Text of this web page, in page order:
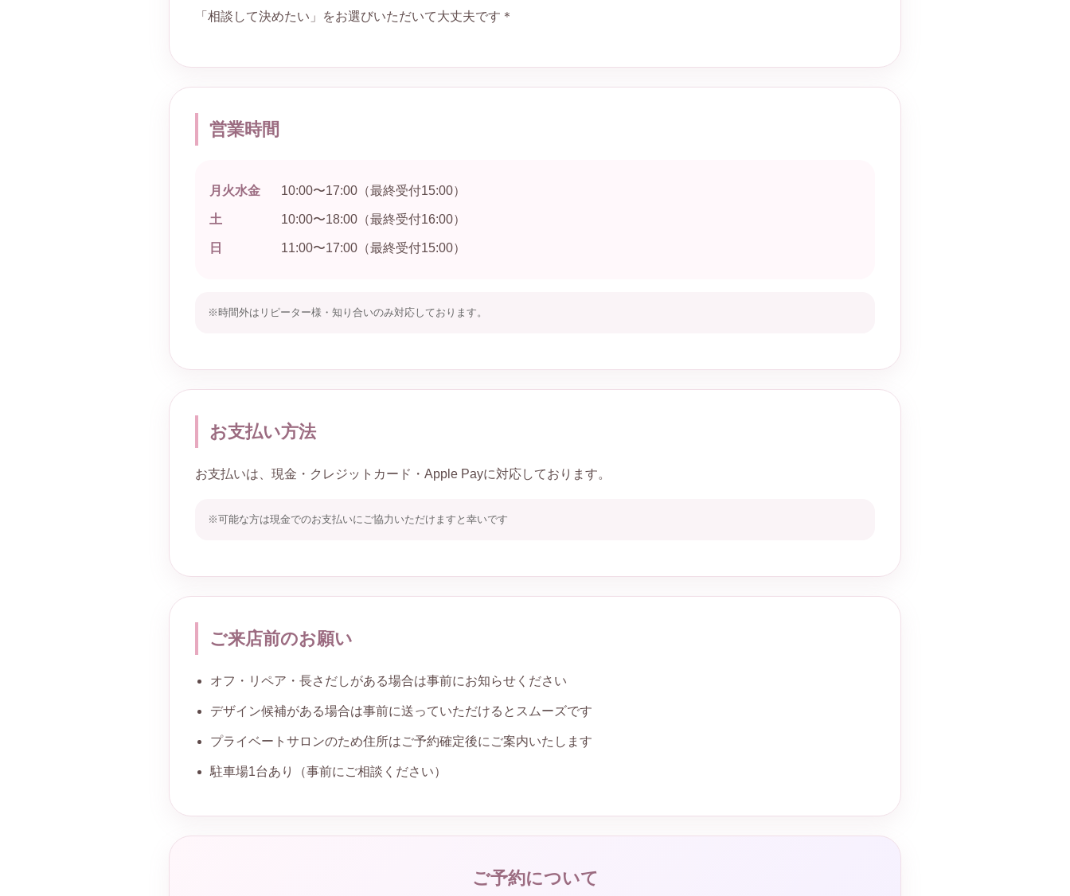
「相談して決めたい」をお選びいただいて大丈夫です＊
営業時間
月火水金 10:00〜17:00（最終受付15:00）
土 10:00〜18:00（最終受付16:00）
日 11:00〜17:00（最終受付15:00）
※時間外はリピーター様・知り合いのみ対応しております。
お支払い方法
お支払いは、現金・クレジットカード・Apple Payに対応しております。
※可能な方は現金でのお支払いにご協力いただけますと幸いです
ご来店前のお願い
オフ・リペア・長さだしがある場合は事前にお知らせください
デザイン候補がある場合は事前に送っていただけるとスムーズです
プライベートサロンのため住所はご予約確定後にご案内いたします
駐車場1台あり（事前にご相談ください）
ご予約について